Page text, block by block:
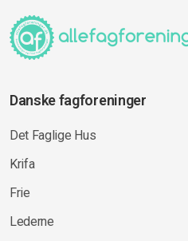
Danske fagforeninger
Det Faglige Hus
Krifa
Frie
Lederne